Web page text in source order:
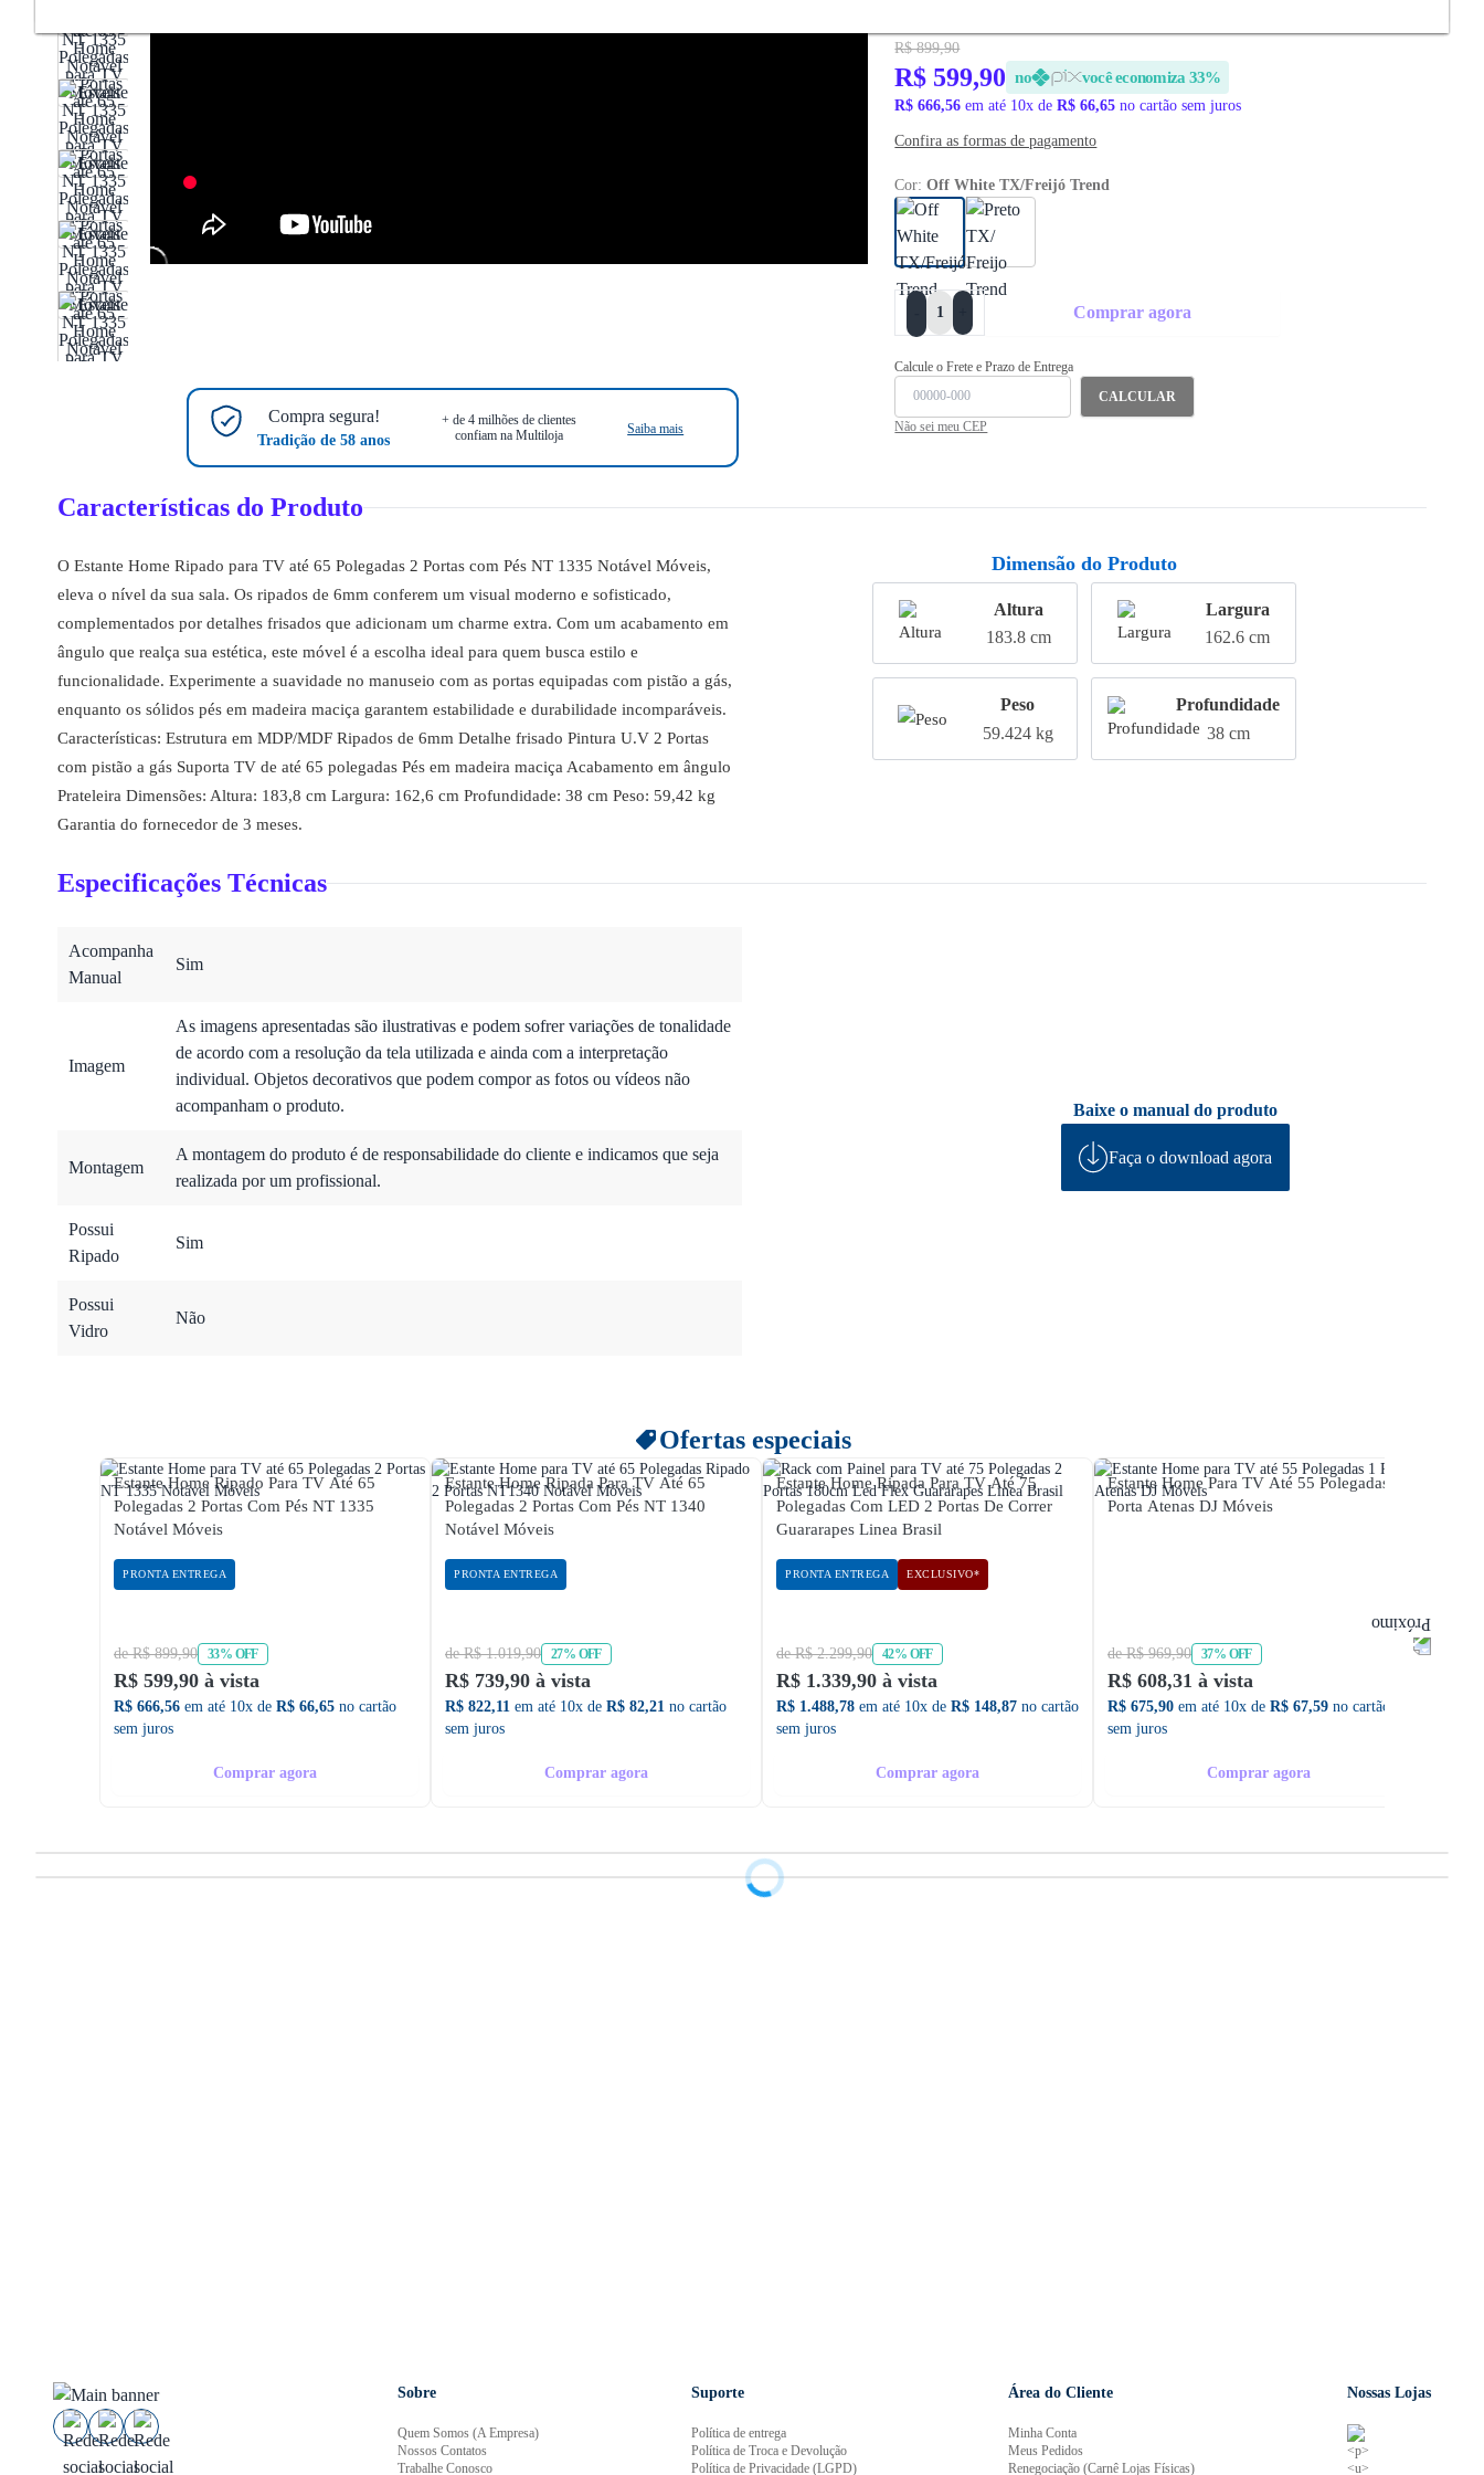
Compra segura!
Tradição de 58 anos
+ de 4 milhões de clientes
confiam na Multiloja
Saiba mais
R$ 899,90
R$ 599,90 no você economiza 33%
R$ 666,56 em até 10x deR$ 66,65 no cartão sem juros
Confira as formas de pagamento
Cor:Off White TX/Freijó Trend
Comprar agora
Calcule o Frete e Prazo de Entrega
CALCULAR
Não sei meu CEP
Características do Produto
O Estante Home Ripado para TV até 65 Polegadas 2 Portas com Pés NT 1335 Notável Móveis,
eleva o nível da sua sala. Os ripados de 6mm conferem um visual moderno e sofisticado,
complementados por detalhes frisados que adicionam um charme extra. Com um acabamento em
ângulo que realça sua estética, este móvel é a escolha ideal para quem busca estilo e
funcionalidade. Experimente a suavidade no manuseio com as portas equipadas com pistão a gás,
enquanto os sólidos pés em madeira maciça garantem estabilidade e durabilidade incomparáveis.
Características: Estrutura em MDP/MDF Ripados de 6mm Detalhe frisado Pintura U.V 2 Portas
com pistão a gás Suporta TV de até 65 polegadas Pés em madeira maciça Acabamento em ângulo
Prateleira Dimensões: Altura: 183,8 cm Largura: 162,6 cm Profundidade: 38 cm Peso: 59,42 kg
Garantia do fornecedor de 3 meses.
Dimensão do Produto
Altura
183.8 cm
Largura
162.6 cm
Peso
59.424 kg
Profundidade
38 cm
Especificações Técnicas
Acompanha
Manual
Sim
Imagem
As imagens apresentadas são ilustrativas e podem sofrer variações de tonalidade
de acordo com a resolução da tela utilizada e ainda com a interpretação
individual. Objetos decorativos que podem compor as fotos ou vídeos não
acompanham o produto.
Montagem
A montagem do produto é de responsabilidade do cliente e indicamos que seja
realizada por um profissional.
Possui
Ripado
Sim
Possui
Vidro
Não
Baixe o manual do produto
Faça o download agora
Ofertas especiais
Estante Home Ripado Para TV Até 65
Polegadas 2 Portas Com Pés NT 1335
Notável Móveis
PRONTA ENTREGA
de R$ 899,90 33% OFF
R$ 599,90 à vista
R$ 666,56 em até 10x de R$ 66,65 no cartão
sem juros
Comprar agora
Estante Home Ripada Para TV Até 65
Polegadas 2 Portas Com Pés NT 1340
Notável Móveis
PRONTA ENTREGA
de R$ 1.019,90 27% OFF
R$ 739,90 à vista
R$ 822,11 em até 10x de R$ 82,21 no cartão
sem juros
Comprar agora
Estante Home Ripada Para TV Até 75
Polegadas Com LED 2 Portas De Correr
Guararapes Linea Brasil
PRONTA ENTREGA EXCLUSIVO*
de R$ 2.299,90 42% OFF
R$ 1.339,90 à vista
R$ 1.488,78 em até 10x de R$ 148,87 no cartão
sem juros
Comprar agora
Estante Home Para TV Até 55 Polegadas 1
Porta Atenas DJ Móveis
de R$ 969,90 37% OFF
R$ 608,31 à vista
R$ 675,90 em até 10x de R$ 67,59 no cartão
sem juros
Comprar agora
Sobre
Quem Somos (A Empresa)
Nossos Contatos
Trabalhe Conosco
Suporte
Política de entrega
Política de Troca e Devolução
Política de Privacidade (LGPD)
Área do Cliente
Minha Conta
Meus Pedidos
Renegociação (Carnê Lojas Físicas)
Nossas Lojas